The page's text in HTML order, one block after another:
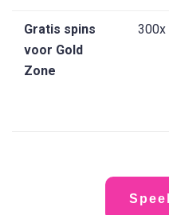
Gratis spins
voor Gold
Zone
300x